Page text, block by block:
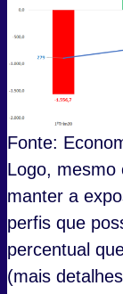
Fonte:
Logo, mesmo
manter a
perfis que
percentual
(mais